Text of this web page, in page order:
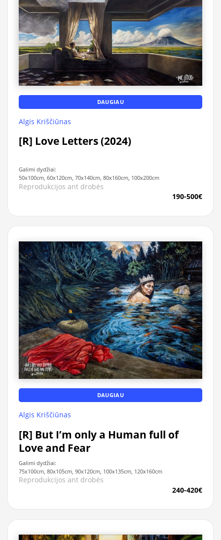
DAUGIAU
Algis Kriščiūnas
[R] Love Letters (2024)
Galimi dydžiai:
50x100cm, 60x120cm, 70x140cm, 80x160cm, 100x200cm
Reprodukcijos ant drobės
190-500€
DAUGIAU
Algis Kriščiūnas
[R] But I’m only a Human full of
Love and Fear
Galimi dydžiai:
75x100cm, 80x105cm, 90x120cm, 100x135cm, 120x160cm
Reprodukcijos ant drobės
240-420€